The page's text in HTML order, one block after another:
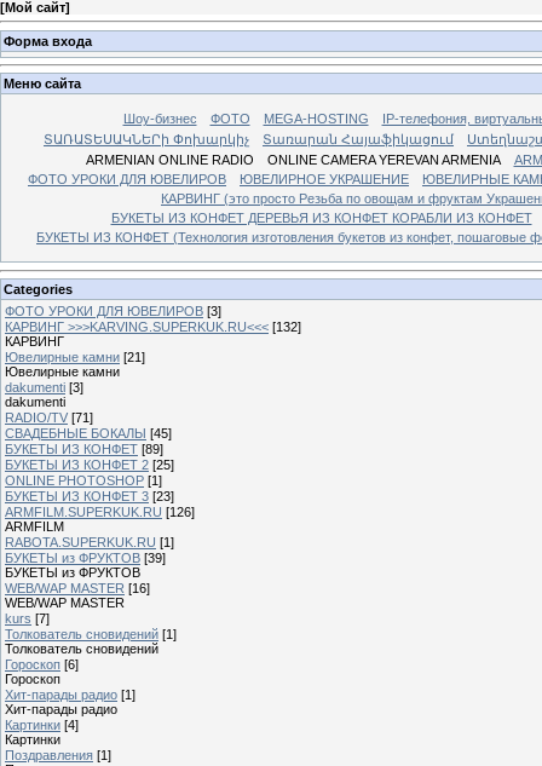
[Мой сайт]
Форма входа
Меню сайта
Шоу-бизнес ФОТО MEGA-HOSTING
IP-телефония,
ՏԱՌԱՏԵՍԱԿՆԵՐի Փոխարկիչ
Տառարան Հայաֆիկացում
ARMENIAN ONLINE RADIO
ONLINE CAMERA YEREVAN ARMENIA
ФОТО УРОКИ ДЛЯ ЮВЕЛИРОВ
ЮВЕЛИРНОЕ УКРАШЕНИЕ
ЮВЕЛИРНЫЕ
КАРВИНГ (это просто Резьба по овощам и фруктам
БУКЕТЫ ИЗ КОНФЕТ ДЕРЕВЬЯ ИЗ КОНФЕТ КОРАБЛИ ИЗ КОНФЕТ
БУКЕТЫ ИЗ КОНФЕТ (Технология изготовления букетов из конфет, пошаговые
Categories
ФОТО УРОКИ ДЛЯ ЮВЕЛИРОВ [3]
КАРВИНГ >>>KARVING.SUPERKUK.RU<<< [132]
КАРВИНГ
Ювелирные камни [21]
Ювелирные камни
dakumenti [3]
dakumenti
RADIO/TV [71]
СВАДЕБНЫЕ БОКАЛЫ [45]
БУКЕТЫ ИЗ КОНФЕТ [89]
БУКЕТЫ ИЗ КОНФЕТ 2 [25]
ONLINE PHOTOSHOP [1]
БУКЕТЫ ИЗ КОНФЕТ 3 [23]
ARMFILM.SUPERKUK.RU [126]
ARMFILM
RABOTA.SUPERKUK.RU [1]
БУКЕТЫ из ФРУКТОВ [39]
БУКЕТЫ из ФРУКТОВ
WEB/WAP MASTER [16]
WEB/WAP MASTER
kurs [7]
Толкователь сновидений [1]
Толкователь сновидений
Гороскоп [6]
Гороскоп
Хит-парады радио [1]
Хит-парады радио
Картинки [4]
Картинки
Поздравления [1]